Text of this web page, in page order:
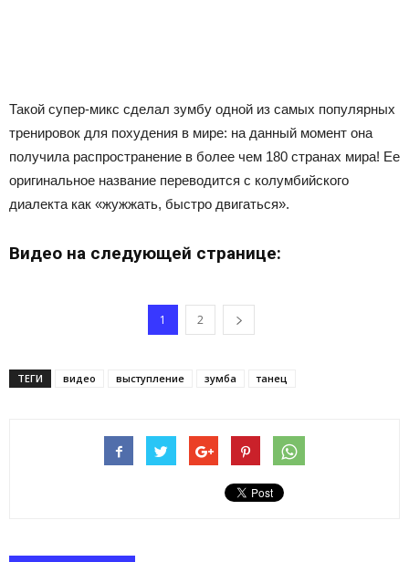
Такой супер-микс сделал зумбу одной из самых популярных
тренировок для похудения в мире: на данный момент она
получила распространение в более чем 180 странах мира! Ее
оригинальное название переводится с колумбийского
диалекта как «жужжать, быстро двигаться».
Видео на следующей странице:
1 2
ТЕГИ видео выступление зумба танец